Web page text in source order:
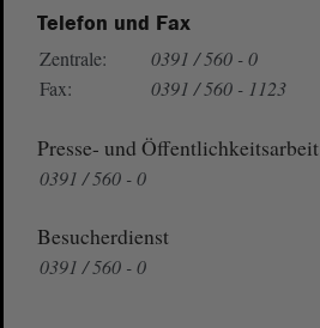
Telefon und Fax
Zentrale:
0391 / 560 - 0
Fax:
0391 / 560 - 1123
Presse- und Öffentlichkeitsarbeit
0391 / 560 - 0
Besucherdienst
0391 / 560 - 0